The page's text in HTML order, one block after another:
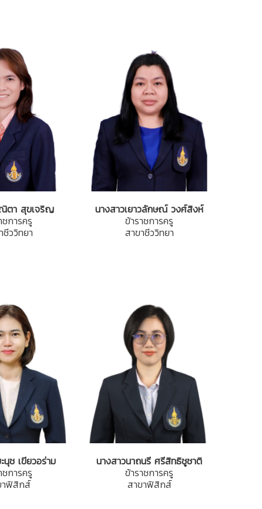
ตา สุขเจริญ
ชการครู
ชีววิทยา
นางสาวเยาวลักษณ์ วงศ์สิงห์
ข้าราชการครู
สาขาชีววิทยา
นุช เขียวอร่าม
ชการครู
าฟิสิกส์
นางสาวนาถนรี ศรีสิทธิชูชาติ
ข้าราชการครู
สาขาฟิสิกส์